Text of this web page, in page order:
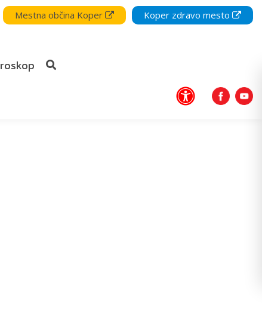
Mestna občina Koper Koper zdravo mesto